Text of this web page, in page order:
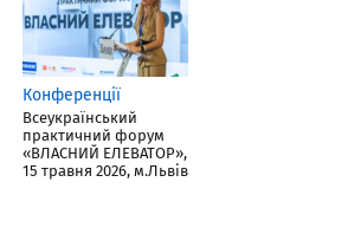
Конференції
Всеукраїнський
практичний форум
«ВЛАСНИЙ ЕЛЕВАТОР»,
15 травня 2026, м.Львів